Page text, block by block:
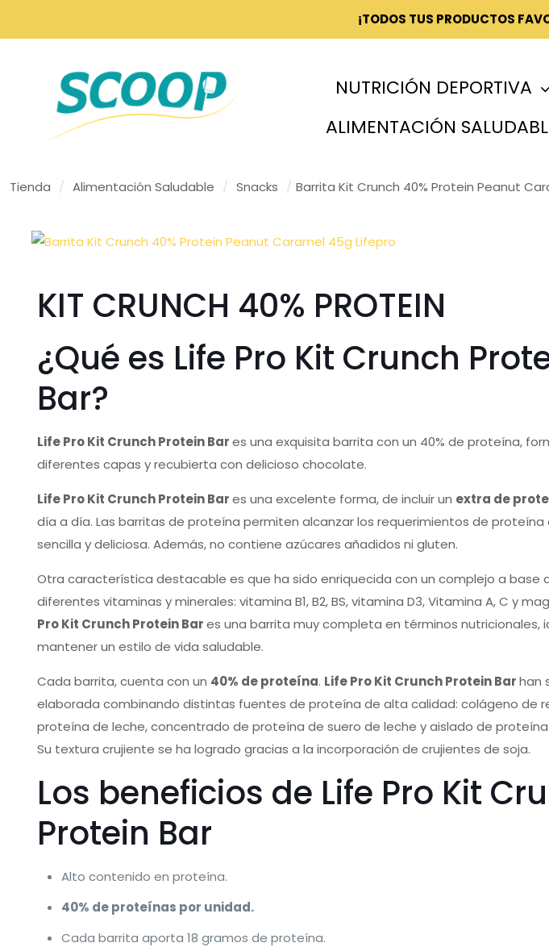
¡TODOS TUS PRODUCTOS
NUTRICIÓN DEPORTIVA
ALIMENTACIÓN
Tienda / Alimentación Saludable / Snacks / Barrita Kit Crunch 40% Protein Peanut
KIT CRUNCH 40% PROTEIN
¿Qué es Life Pro Kit Crunch
Bar?
Life Pro Kit Crunch Protein Bares una exquisita barrita con un 40% de proteína,
diferentes capas y recubierta con delicioso chocolate.
Life Pro Kit Crunch Protein Bares una excelente forma, de incluir un extra de
día a día. Las barritas de proteína permiten alcanzar los requerimientos de proteína
sencilla y deliciosa. Además, no contiene azúcares añadidos ni gluten.
Otra característica destacable es que ha sido enriquecida con un complejo a base
diferentes vitaminas y minerales: vitamina B1, B2, BS, vitamina D3, Vitamina A, C y
Pro Kit Crunch Protein Bares una barrita muy completa en términos nutricionales,
mantener un estilo de vida saludable.
Cada barrita, cuenta con un 40% de proteína. Life Pro Kit Crunch Protein Barhan
elaborada combinando distintas fuentes de proteína de alta calidad: colágeno de
proteína de leche, concentrado de proteína de suero de leche y aislado de
Su textura crujiente se ha logrado gracias a la incorporación de crujientes de soja.
Los beneficios de Life Pro Kit
Protein Bar
Alto contenido en proteína.
40% de proteínas por unidad.
Cada barrita aporta 18 gramos de proteína.